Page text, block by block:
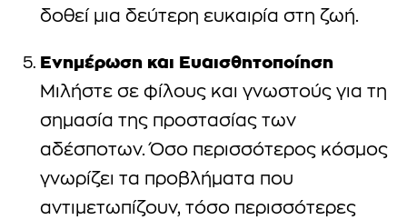
δοθεί μια δεύτερη ευκαιρία στη ζωή.
Ενημέρωση και Ευαισθητοποίηση
Μιλήστε σε φίλους και γνωστούς για τη
σημασία της προστασίας των
αδέσποτων. Όσο περισσότερος κόσμος
γνωρίζει τα προβλήματα που
αντιμετωπίζουν, τόσο περισσότερες